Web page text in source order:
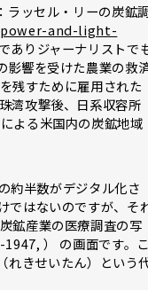
ラッセル・リーの炭鉱
and-light-
ありジャーナリストで
響を受けた農業の救
残すために雇用された
湾攻撃後、日系収容所
よる米国内の炭鉱地域
約半数がデジタル化さ
ではないのですが、そ
鉱産業の医療調査の写
） の画面です。こ
きせいたん）という